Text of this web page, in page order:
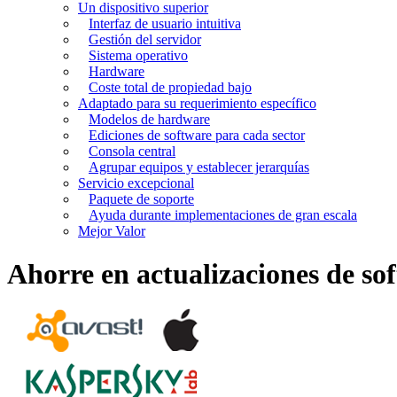
Un dispositivo superior
Interfaz de usuario intuitiva
Gestión del servidor
Sistema operativo
Hardware
Coste total de propiedad bajo
Adaptado para su requerimiento específico
Modelos de hardware
Ediciones de software para cada sector
Consola central
Agrupar equipos y establecer jerarquías
Servicio excepcional
Paquete de soporte
Ayuda durante implementaciones de gran escala
Mejor Valor
Ahorre en actualizaciones de